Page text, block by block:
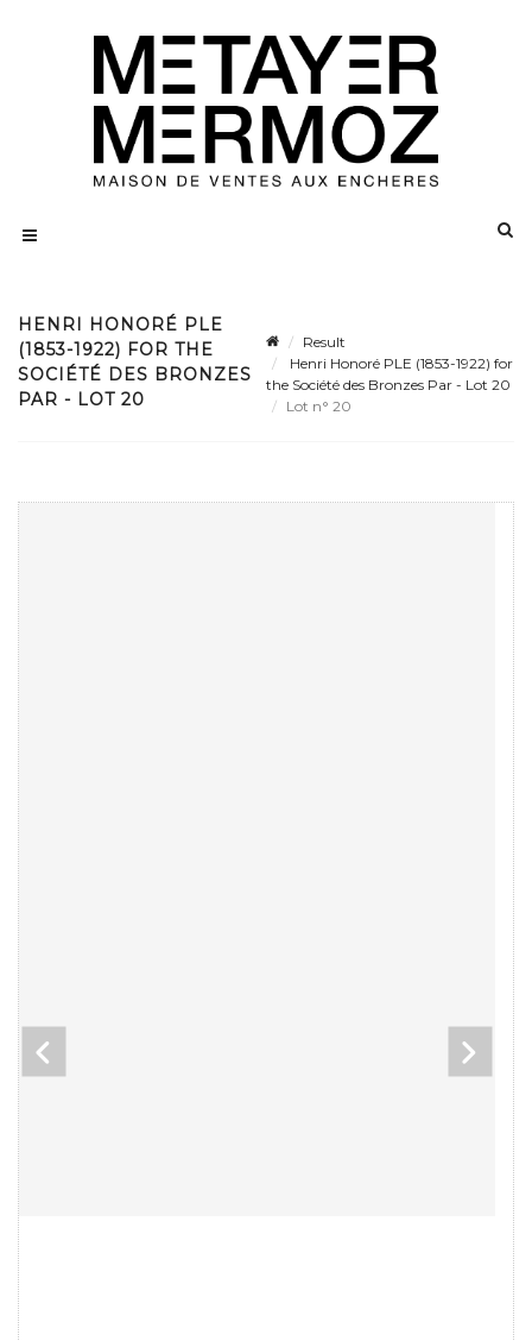
HENRI HONORÉ PLE
(1853-1922) FOR THE
SOCIÉTÉ DES BRONZES
PAR - LOT 20
Result
Henri Honoré PLE (1853-1922) for
the Société des Bronzes Par - Lot 20
Lot n° 20